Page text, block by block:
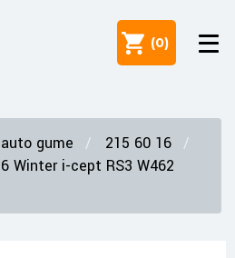
(0)
gume
215 60 16
Winter i-cept RS3 W462